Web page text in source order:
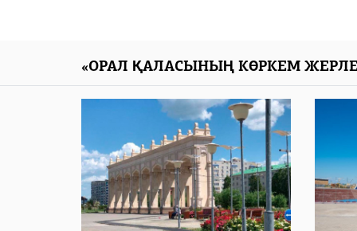
«ОРАЛ ҚАЛАСЫНЫҢ КӨРКЕМ